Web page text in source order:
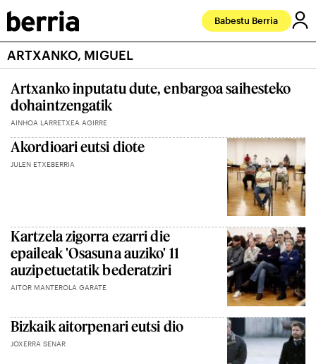
Babestu Berria
ARTXANKO, MIGUEL
Artxanko inputatu dute, enbargoa saihesteko
dohaintzengatik
AINHOA LARRETXEA AGIRRE
Akordioari eutsi diote
JULEN ETXEBERRIA
Kartzela zigorra ezarri die
epaileak 'Osasuna auziko' 11
auzipetuetatik bederatziri
AITOR MANTEROLA GARATE
Bizkaik aitorpenari eutsi dio
JOXERRA SENAR